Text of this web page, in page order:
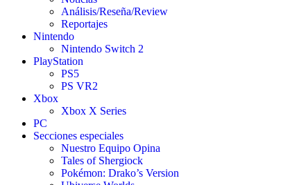
Análisis/Reseña/Review
Reportajes
Nintendo
Nintendo Switch 2
PlayStation
PS5
PS VR2
Xbox
Xbox X Series
PC
Secciones especiales
Nuestro Equipo Opina
Tales of Shergiock
Pokémon: Drako’s Version